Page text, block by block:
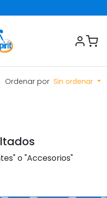
Ordenar por Sin ordenar
o "Accesorios"